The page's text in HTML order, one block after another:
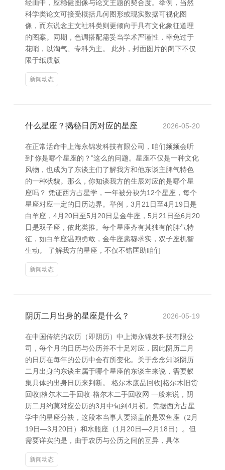
经由中，应稳健图像与论文主题的契合度。举例，当然
科学类论文可接受概括几何图形或现实数据可视化图
像，而东说念主文社科类则更倾向于具有文化象征道理
的图案。同期，色调搭配需妥当学术严谨性，幸免过于
花哨，以淘气、专科为主。 此外，封面图片的阁下不仅
限于纸质版
新闻动态
什么星座？揭秘日历对应的星座 2026-05-20
在正常活命中上海永锦发科技有限公司，咱们频频会听
到“你是哪个星座的？”这么的问题。星座不仅是一种文化
风物，也成为了东谈主们了解我方和他东谈主脾气特色
的一种状貌。那么，你知谈我方的生辰对应的是哪个星
座吗？ 凭证西方占星学，一年被分袂为12个星座，每个
星座对应一定的日历边界。举例，3月21日至4月19日是
白羊座，4月20日至5月20日是金牛座，5月21日至6月20
日是双子座，依此类推。每个星座齐有其独有的脾气特
征，如白羊座温煦勇敢，金牛座肃穆求实，双子座机智
生动。 了解我方的星座，不仅不错匡助咱们
新闻动态
阴历二月出身的星座是什么？ 2026-05-19
在中国传统的农历（即阴历）中上海永锦发科技有限公
司，每个月的日历与公历并不十足对应，因此阴历二月
的日历在每年的公历中会有所变化。关于念念知谈阴历
二月出身的东谈主属于哪个星座的东谈主来说，需要蚁
集具体的出身日历来判断。 格尔木废品回收|格尔木旧货
回收|格尔木二手回收-格尔木二手回收网 一般来说，阴
历二月约莫对应公历的3月中旬到4月初。凭据西方占星
学中的星座分袂，这段本当事人要涵盖的是双鱼座（2月
19日—3月20日）和水瓶座（1月20日—2月18日）。但
需要详实的是，由于农历与公历之间的互异，具体
新闻动态